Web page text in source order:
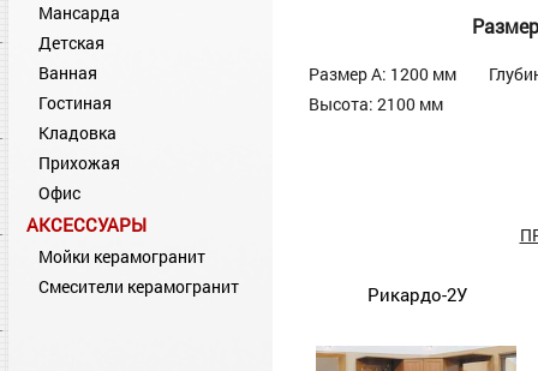
Мансарда
Детская
Ванная
Гостиная
Кладовка
Прихожая
Офис
АКСЕССУАРЫ
Мойки керамогранит
Смесители керамогранит
Размер А: 1200 мм
Высота: 2100 мм
Рикардо-2У